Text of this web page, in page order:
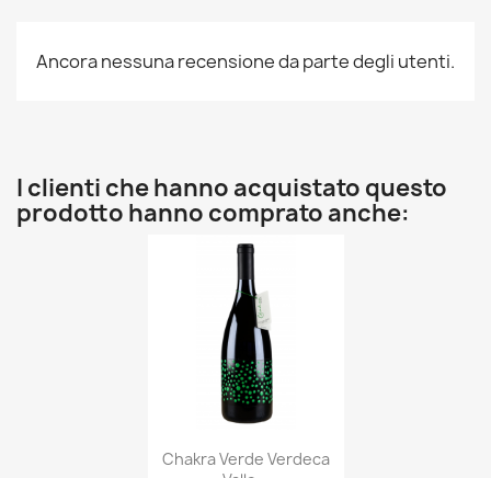
Ancora nessuna recensione da parte degli utenti.
I clienti che hanno acquistato questo
prodotto hanno comprato anche:
Anteprima
Chakra Verde Verdeca